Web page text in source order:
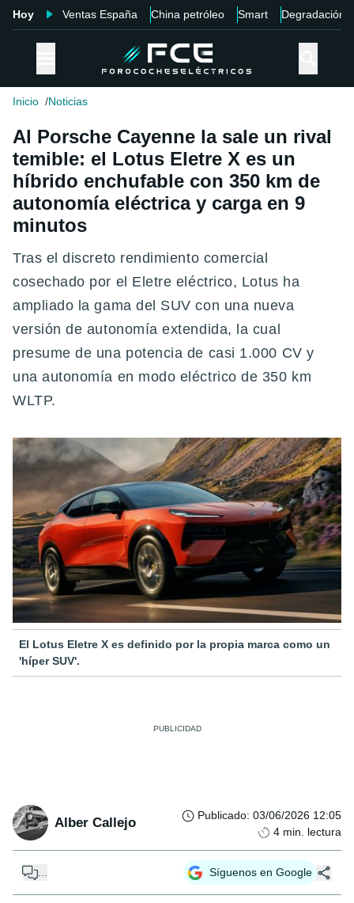
Hoy Ventas España China petróleo Smart Degradación
Inicio Noticias
Al Porsche Cayenne la sale un rival
temible: el Lotus Eletre X es un
híbrido enchufable con 350 km de
autonomía eléctrica y carga en 9
minutos
Tras el discreto rendimiento comercial
cosechado por el Eletre eléctrico, Lotus ha
ampliado la gama del SUV con una nueva
versión de autonomía extendida, la cual
presume de una potencia de casi 1.000 CV y
una autonomía en modo eléctrico de 350 km
WLTP.
El Lotus Eletre X es definido por la propia marca como un
'híper SUV'.
Alber Callejo Publicado: 03/06/2026 12:05
4 min. lectura
... Síguenos en Google